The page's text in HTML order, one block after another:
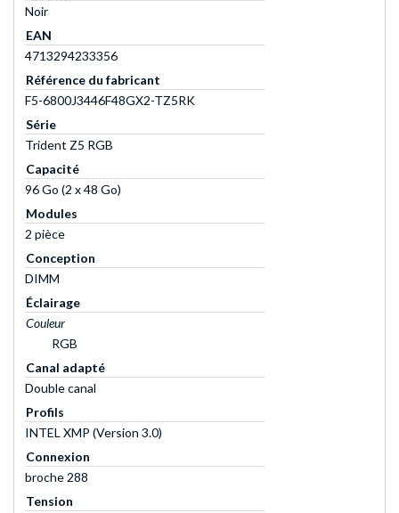
Noir
EAN
4713294233356
Référence du fabricant
F5-6800J3446F48GX2-TZ5RK
Série
Trident Z5 RGB
Capacité
96 Go (2 x 48 Go)
Modules
2 pièce
Conception
DIMM
Éclairage
Couleur
RGB
Canal adapté
Double canal
Profils
INTEL XMP (Version 3.0)
Connexion
broche 288
Tension